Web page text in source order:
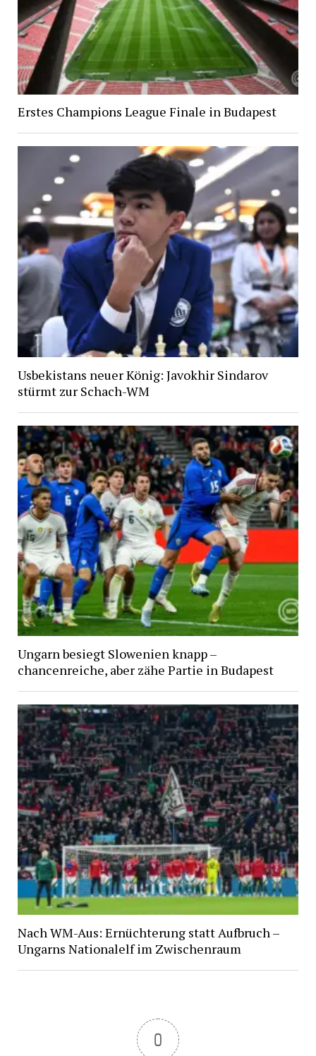
Erstes Champions League Finale in Budapest
Usbekistans neuer König: Javokhir Sindarov
stürmt zur Schach-WM
Ungarn besiegt Slowenien knapp –
chancenreiche, aber zähe Partie in Budapest
Nach WM-Aus: Ernüchterung statt Aufbruch –
Ungarns Nationalelf im Zwischenraum
0